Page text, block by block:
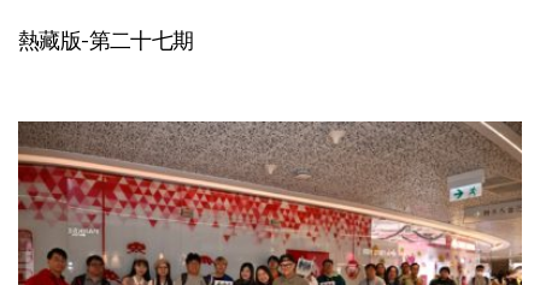
熱藏版-第二十七期